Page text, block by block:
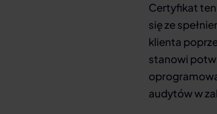
Certyfikat
się ze
klienta
stanowi
audytów w